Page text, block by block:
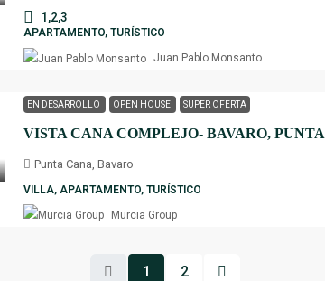
1,2,3
APARTAMENTO, TURÍSTICO
Juan Pablo Monsanto
EN DESARROLLO OPEN HOUSE SUPER OFERTA
Punta Cana, Bavaro
VILLA, APARTAMENTO, TURÍSTICO
Murcia Group
1 2